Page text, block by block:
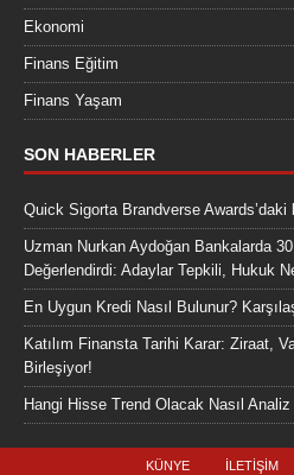
Ekonomi
Finans Eğitim
Finans Yaşam
SON HABERLER
Quick Sigorta Brandverse Awards’daki
Uzman Nurkan Aydoğan Bankalarda 30
Değerlendirdi: Adaylar Tepkili, Hukuk
En Uygun Kredi Nasıl Bulunur?
Katılım Finansta Tarihi Karar: Ziraat,
Birleşiyor!
Hangi Hisse Trend Olacak Nasıl
KÜNYE İLETIŞIM